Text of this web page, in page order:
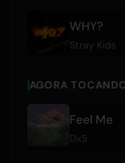
WHY?
Stray Kids
AGORA
Feel Me
DxS